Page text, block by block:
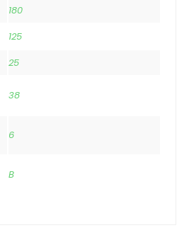
180
125
25
38
6
B